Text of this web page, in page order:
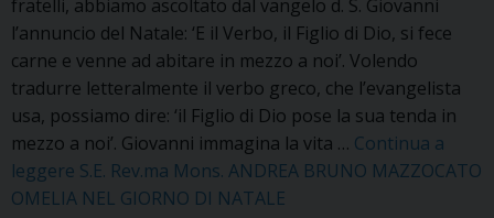
fratelli, abbiamo ascoltato dal vangelo d. S. Giovanni
l’annuncio del Natale: ‘E il Verbo, il Figlio di Dio, si fece
carne e venne ad abitare in mezzo a noi’. Volendo
tradurre letteralmente il verbo greco, che l’evangelista
usa, possiamo dire: ‘il Figlio di Dio pose la sua tenda in
mezzo a noi’. Giovanni immagina la vita … Continua a
leggere S.E. Rev.ma Mons. ANDREA BRUNO MAZZOCATO
OMELIA NEL GIORNO DI NATALE